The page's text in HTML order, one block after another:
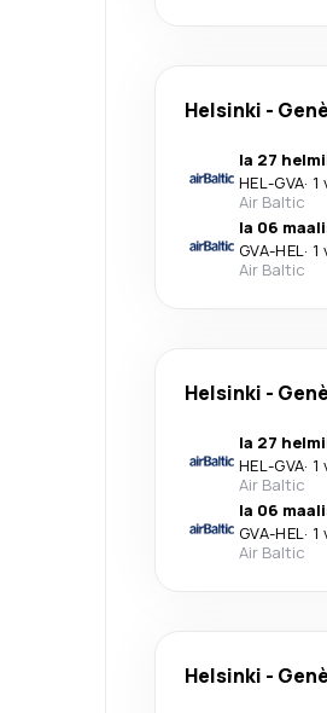
Helsinki -
la 27
HEL-GVA· 1
Air Baltic
la 06
GVA-HEL· 1
Air Baltic
Helsinki -
la 27
HEL-GVA· 1
Air Baltic
la 06
GVA-HEL· 1
Air Baltic
Helsinki -